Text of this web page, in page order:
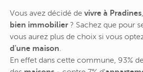
Vous avez décidé de vivre à Pradines
bien immobilier ? Sachez que pour
vous aurez plus de choix si vous
d'une maison.
En effet dans cette commune, 93%